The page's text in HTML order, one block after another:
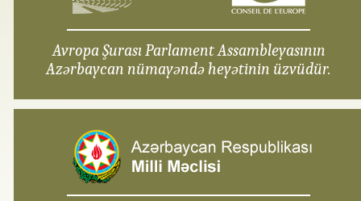
Avropa Şurası Parlament Assambleyasının
Azərbaycan nümayəndə heyətinin üzvüdür.